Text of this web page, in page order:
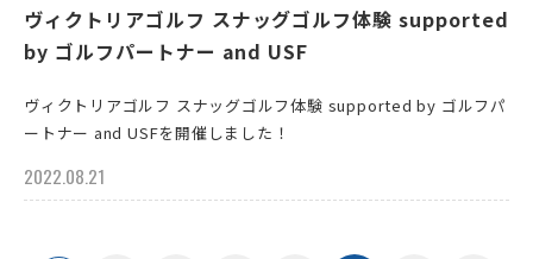
ヴィクトリアゴルフ スナッグゴルフ体験 supported
by ゴルフパートナー and USF
ヴィクトリアゴルフ スナッグゴルフ体験 supported by ゴルフパ
ートナー and USFを開催しました！
2022.08.21